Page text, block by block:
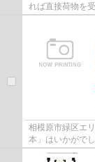
れば直接荷物を
対策にもなり安
相模原市緑区エ
本」はいかがで
の方にオススメ